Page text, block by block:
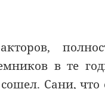
в те
Сани, что